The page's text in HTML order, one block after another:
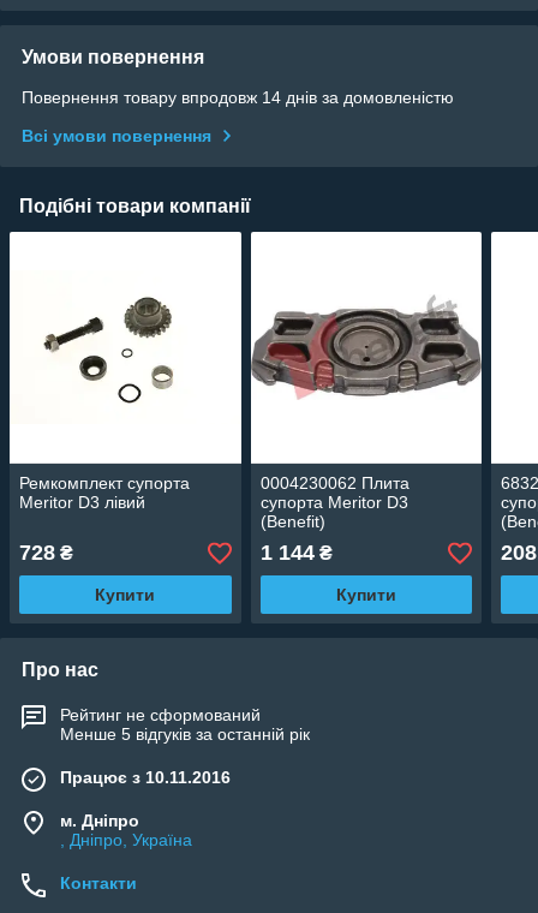
Умови повернення
Повернення товару впродовж 14 днів за домовленістю
Всі умови повернення
Подібні товари компанії
Ремкомплект супорта
Meritor D3 лівий
728 ₴
Купити
0004230062 Плита
супорта Meritor D3
(Benefit)
1 144₴
Купити
208
Про нас
Рейтинг не сформований
Менше 5 відгуків за останній рік
Працює з 10.11.2016
м. Дніпро
, Дніпро, Україна
Контакти